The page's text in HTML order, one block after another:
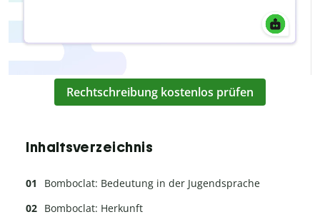
Rechtschreibung kostenlos prüfen
Inhaltsverzeichnis
Bomboclat: Bedeutung in der Jugendsprache
Bomboclat: Herkunft